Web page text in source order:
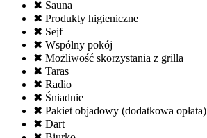
✖ Sauna
✖ Produkty higieniczne
✖ Sejf
✖ Wspólny pokój
✖ Możliwość skorzystania z grilla
✖ Taras
✖ Radio
✖ Śniadnie
✖ Pakiet objadowy (dodatkowa opłata)
✖ Dart